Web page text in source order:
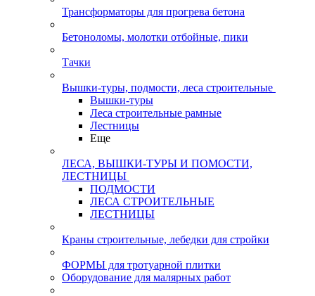
Трансформаторы для прогрева бетона
Бетоноломы, молотки отбойные, пики
Тачки
Вышки-туры, подмости, леса строительные
Вышки-туры
Леса строительные рамные
Лестницы
Еще
ЛЕСА, ВЫШКИ-ТУРЫ И ПОМОСТИ,
ЛЕСТНИЦЫ
ПОДМОСТИ
ЛЕСА СТРОИТЕЛЬНЫЕ
ЛЕСТНИЦЫ
Краны строительные, лебедки для стройки
ФОРМЫ для тротуарной плитки
Оборудование для малярных работ